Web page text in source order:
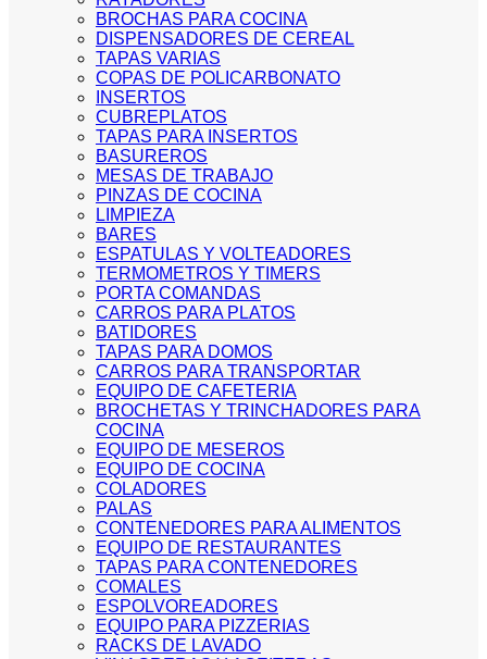
BROCHAS PARA COCINA
DISPENSADORES DE CEREAL
TAPAS VARIAS
COPAS DE POLICARBONATO
INSERTOS
CUBREPLATOS
TAPAS PARA INSERTOS
BASUREROS
MESAS DE TRABAJO
PINZAS DE COCINA
LIMPIEZA
BARES
ESPATULAS Y VOLTEADORES
TERMOMETROS Y TIMERS
PORTA COMANDAS
CARROS PARA PLATOS
BATIDORES
TAPAS PARA DOMOS
CARROS PARA TRANSPORTAR
EQUIPO DE CAFETERIA
BROCHETAS Y TRINCHADORES PARA
COCINA
EQUIPO DE MESEROS
EQUIPO DE COCINA
COLADORES
PALAS
CONTENEDORES PARA ALIMENTOS
EQUIPO DE RESTAURANTES
TAPAS PARA CONTENEDORES
COMALES
ESPOLVOREADORES
EQUIPO PARA PIZZERIAS
RACKS DE LAVADO